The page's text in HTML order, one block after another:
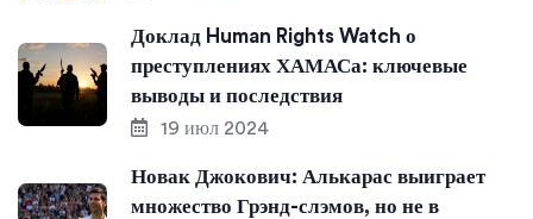
Доклад Human Rights Watch о
преступлениях ХАМАСа: ключевые
выводы и последствия
19 июл 2024
Новак Джокович: Алькарас выиграет
множество Грэнд-слэмов, но не в